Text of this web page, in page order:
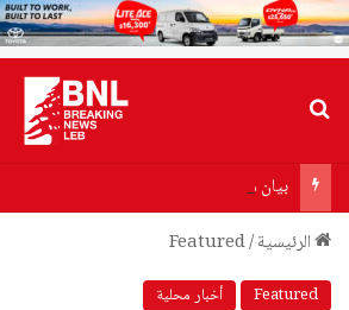
بيان من أهالي ضحايا مرفأ بيروت إلى وزير
الرئيسية/
Featured
Featured أخبار محلية